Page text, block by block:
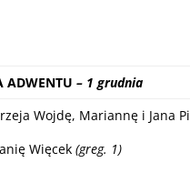
ADWENTU – 1 grudnia
Wojdę, Mariannę i Jana
Więcek (greg. 1)